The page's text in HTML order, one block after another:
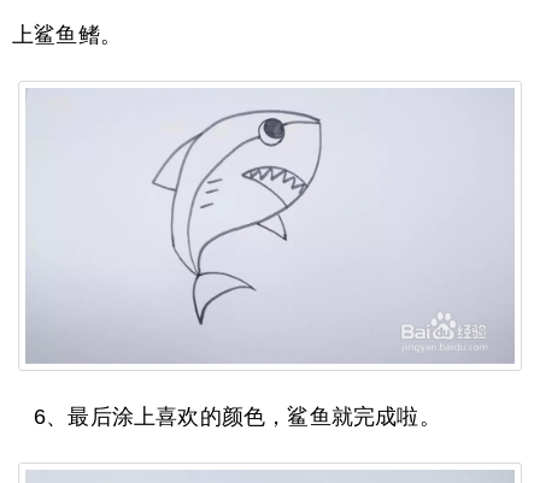
上鲨鱼鳍。
6、最后涂上喜欢的颜色，鲨鱼就完成啦。